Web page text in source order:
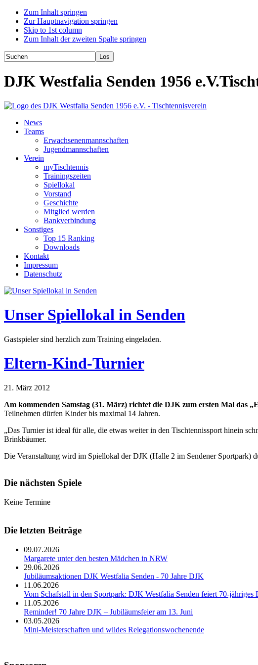
Zum Inhalt springen
Zur Hauptnavigation springen
Skip to 1st column
Zum Inhalt der zweiten Spalte springen
DJK Westfalia Senden 1956 e.V.
News
Teams
Erwachsenenmannschaften
Jugendmannschaften
Verein
myTischtennis
Trainingszeiten
Spiellokal
Vorstand
Geschichte
Mitglied werden
Bankverbindung
Sonstiges
Top 15 Ranking
Downloads
Kontakt
Impressum
Datenschutz
Unser Spiellokal in Senden
Gastspieler sind herzlich zum Training eingeladen.
Eltern-Kind-Turnier
21. März 2012
Am kommenden Samstag (31. März) richtet die DJK zum ersten Mal das
Teilnehmen dürfen Kinder bis maximal 14 Jahren.
„Das Turnier ist ideal für alle, die etwas weiter in den Tischtennissport hinein
Brinkbäumer.
Die Veranstaltung wird im Spiellokal der DJK (Halle 2 im Sendener Sportpark)
Die nächsten Spiele
Keine Termine
Die letzten Beiträge
09.07.2026
Margarete unter den besten Mädchen in NRW
29.06.2026
Jubiläumsaktionen DJK Westfalia Senden - 70 Jahre DJK
11.06.2026
Vom Schafstall in den Sportpark: DJK Westfalia Senden feiert 70-jähriges
11.05.2026
Reminder! 70 Jahre DJK – Jubiläumsfeier am 13. Juni
03.05.2026
Mini-Meisterschaften und wildes Relegationswochenende